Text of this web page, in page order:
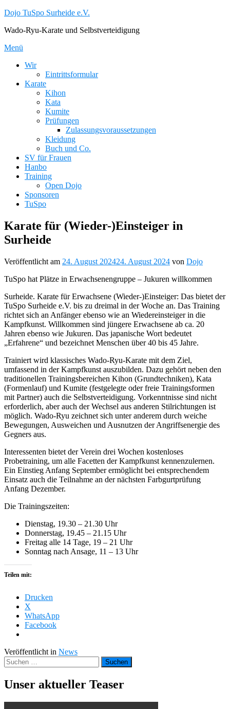
Zum
springen
Dojo TuSpo Surheide e.V.
Wado-Ryu-Karate und Selbstverteidigung
Menü
Wir
Eintrittsformular
Karate
Kihon
Kata
Kumite
Prüfungen
Zulassungsvoraussetzungen
Kleidung
Buch und Co.
SV für Frauen
Hanbo
Training
Open Dojo
Sponsoren
TuSpo
Karate für (Wieder-)Einsteiger in
Surheide
Veröffentlicht am 24. August 202424. August 2024 von Dojo
TuSpo hat Plätze in Erwachsenengruppe – Jukuren willkommen
Surheide. Karate für Erwachsene (Wieder-)Einsteiger: Das bietet der
TuSpo Surheide e.V. bis zu dreimal in der Woche an. Das Training
richtet sich an Anfänger ebenso wie an Wiedereinsteiger in die
Kampfkunst. Willkommen sind jüngere Erwachsene ab ca. 20
Jahren ebenso wie Jukuren. Das japanische Wort bedeutet
„Erfahrene“ und bezeichnet Menschen über 40 bis 45 Jahre.
Trainiert wird klassisches Wado-Ryu-Karate mit dem Ziel,
umfassend in der Kampfkunst auszubilden. Dazu gehört neben den
traditionellen Trainingsbereichen Kihon (Grundtechniken), Kata
(Formenlauf) und Kumite (festgelegte oder freie Trainingsformen
mit Partner) auch die Selbstverteidigung. Vorkenntnisse sind nicht
erforderlich, aber auch der Wechsel aus anderen Stilrichtungen ist
möglich. Wado-Ryu zeichnet sich unter anderem durch weiche
Bewegungen, Ausweichen und Ausnutzen der Angriffsenergie des
Gegners aus.
Interessenten bietet der Verein drei Wochen kostenloses
Probetraining, um alle Facetten der Kampfkunst kennenzulernen.
Ein Einstieg Anfang September ermöglicht bei entsprechendem
Einsatz auch die Teilnahme an der nächsten Farbgurtprüfung
Anfang Dezember.
Die Trainingszeiten:
Dienstag, 19.30 – 21.30 Uhr
Donnerstag, 19.45 – 21.15 Uhr
Freitag alle 14 Tage, 19 – 21 Uhr
Sonntag nach Ansage, 11 – 13 Uhr
Teilen mit:
Drucken
X
WhatsApp
Facebook
Veröffentlicht in News
Suchen
nach:
Unser aktueller Teaser